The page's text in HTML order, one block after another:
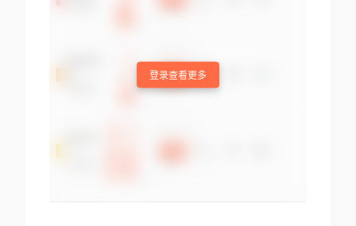
登录查看更多